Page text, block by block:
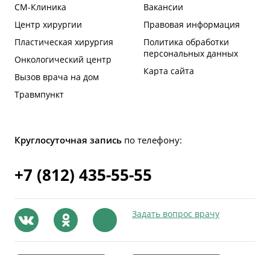
СМ-Клиника
Центр хирургии
Пластическая хирургия
Онкологический центр
Вызов врача на дом
Травмпункт
Вакансии
Правовая информация
Политика обработки
персональных данных
Карта сайта
Круглосуточная запись по телефону:
+7 (812) 435-55-55
Задать вопрос врачу